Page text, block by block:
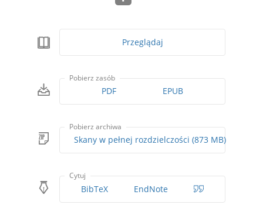
Przeglądaj
Pobierz zasób
PDF EPUB
Pobierz archiwa
Skany w pełnej rozdzielczości (873 MB)
Cytuj
BibTeX EndNote